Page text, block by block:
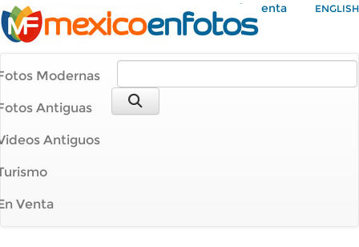
Mi Cuenta ENGLISH
Modernas
Antiguas
Antiguos
Venta